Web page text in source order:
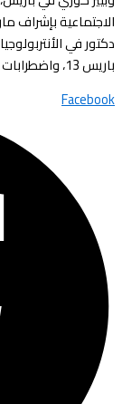
الاجتماعية بإشراف
دكتور في
باريس 13، واضطرابات النوم واليقظة من جامعة مونبلييه
Facebook